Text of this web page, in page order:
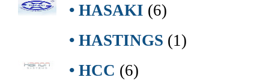
• HASAKI (6)
• HASTINGS (1)
• HCC (6)